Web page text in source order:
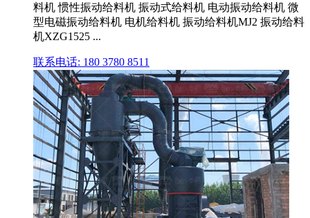
料机 惯性振动给料机 振动式给料机 电动振动给料机 微
型电磁振动给料机 电机给料机 振动给料机MJ2 振动给料
机XZG1525 ...
联系电话: 180 3780 8511